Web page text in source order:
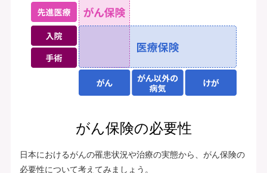
がん保険の必要性
日本におけるがんの罹患状況や治療の実態から、がん保険の
必要性について考えてみましょう。